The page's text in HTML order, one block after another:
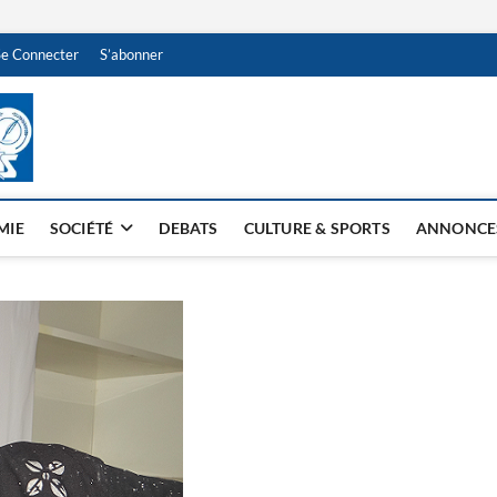
Connecter S’abonner
NDJAMENA HEBDO
SOCIÉTÉ DEBATS CULTURE & SPORTS